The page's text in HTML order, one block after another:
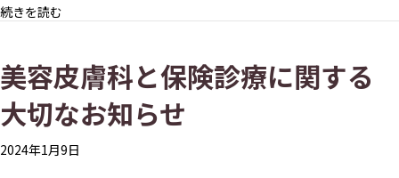
続きを読む
美容皮膚科と保険診療に関する
大切なお知らせ
2024年1月9日